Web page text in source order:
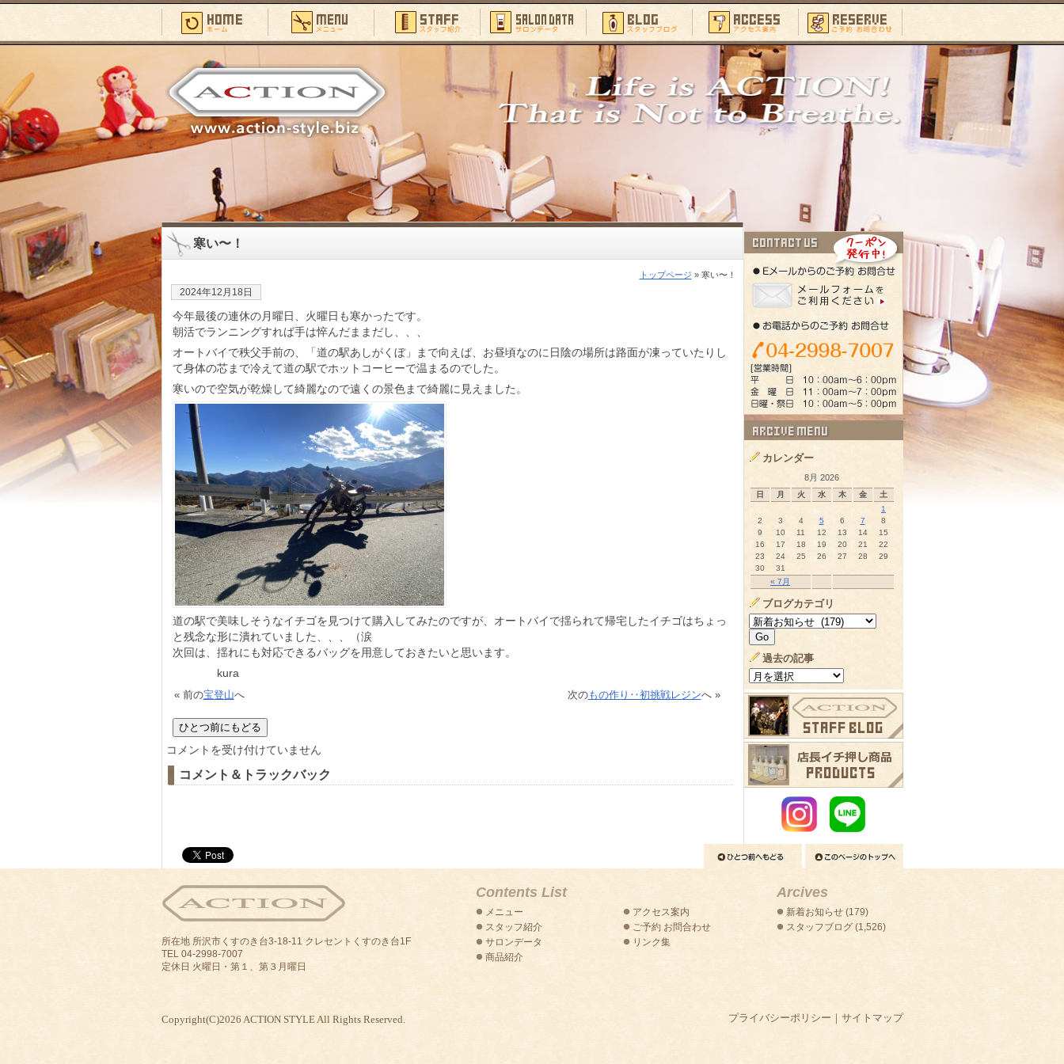
カレンダー
8月 2026
日 月 火 水 木 金 土
« 7月
1
2
3 4 5 6 7
8
9
10 11 12 13 14
15
16
17 18 19 20 21
22
23
24 25 26 27 28
29
30
31
ブログカテゴリ
過去の記事
寒い〜！
トップページ » 寒い〜！
2024年12月18日
今年最後の連休の月曜日、火曜日も寒かったです。
朝活でランニングすれば手は悴んだままだし、、、
オートバイで秩父手前の、「道の駅あしがくぼ」まで向えば、お昼頃なのに日陰の場所は路面が凍っていたりし
て身体の芯まで冷えて道の駅でホットコーヒーで温まるのでした。
寒いので空気が乾燥して綺麗なので遠くの景色まで綺麗に見えました。
道の駅で美味しそうなイチゴを見つけて購入してみたのですが、オートバイで揺られて帰宅したイチゴはちょっ
と残念な形に潰れていました、、、（涙
次回は、揺れにも対応できるバッグを用意しておきたいと思います。
kura
« 前の宝登山へ 次のもの作り‥初挑戦レジンへ »
寒
い〜！
コメントを受け付けていません
コメント＆トラックバック
所在地 所沢市くすのき台3-18-11 クレセントくすのき台1F
TEL 04-2998-7007
定休日 火曜日・第１、第３月曜日
Contents List
メニュー
スタッフ紹介
サロンデータ
商品紹介
アクセス案内
ご予約 お問合わせ
リンク集
Arcives
新着お知らせ(179)
スタッフブログ(1,526)
Copyright(C)2026 ACTION STYLE All Rights Reserved. プライバシーポリシー ｜ サイトマップ